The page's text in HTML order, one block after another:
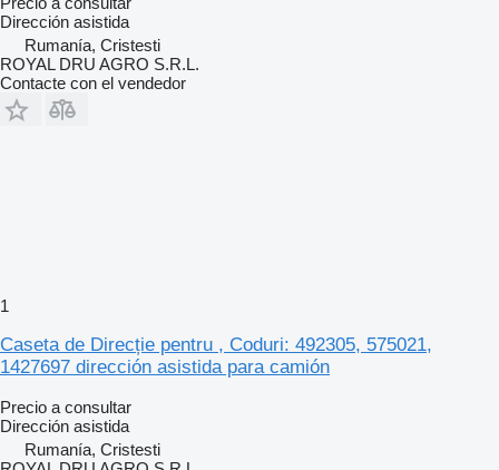
Dirección asistida
Rumanía, Cristesti
ROYAL DRU AGRO S.R.L.
Contacte con el vendedor
1
Caseta de Direcție pentru , Coduri: 492305, 575021,
1427697 dirección asistida para camión
Precio a consultar
Dirección asistida
Rumanía, Cristesti